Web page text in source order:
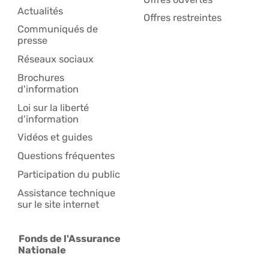
Actualités
Communiqués de
presse
Réseaux sociaux
Brochures
d'information
Loi sur la liberté
d'information
Vidéos et guides
Questions fréquentes
Participation du public
Assistance technique
sur le site internet
Offres restreintes
Fonds de l'Assurance
Nationale